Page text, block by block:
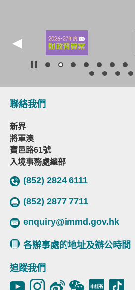
聯絡我們
新界
將軍澳
寶邑路61號
入境事務處總部
(852) 2824 6111
(852) 2877 7711
enquiry@immd.gov.hk
各辦事處的地址及辦公時間
追蹤我們